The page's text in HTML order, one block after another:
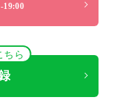
19:00
ちら